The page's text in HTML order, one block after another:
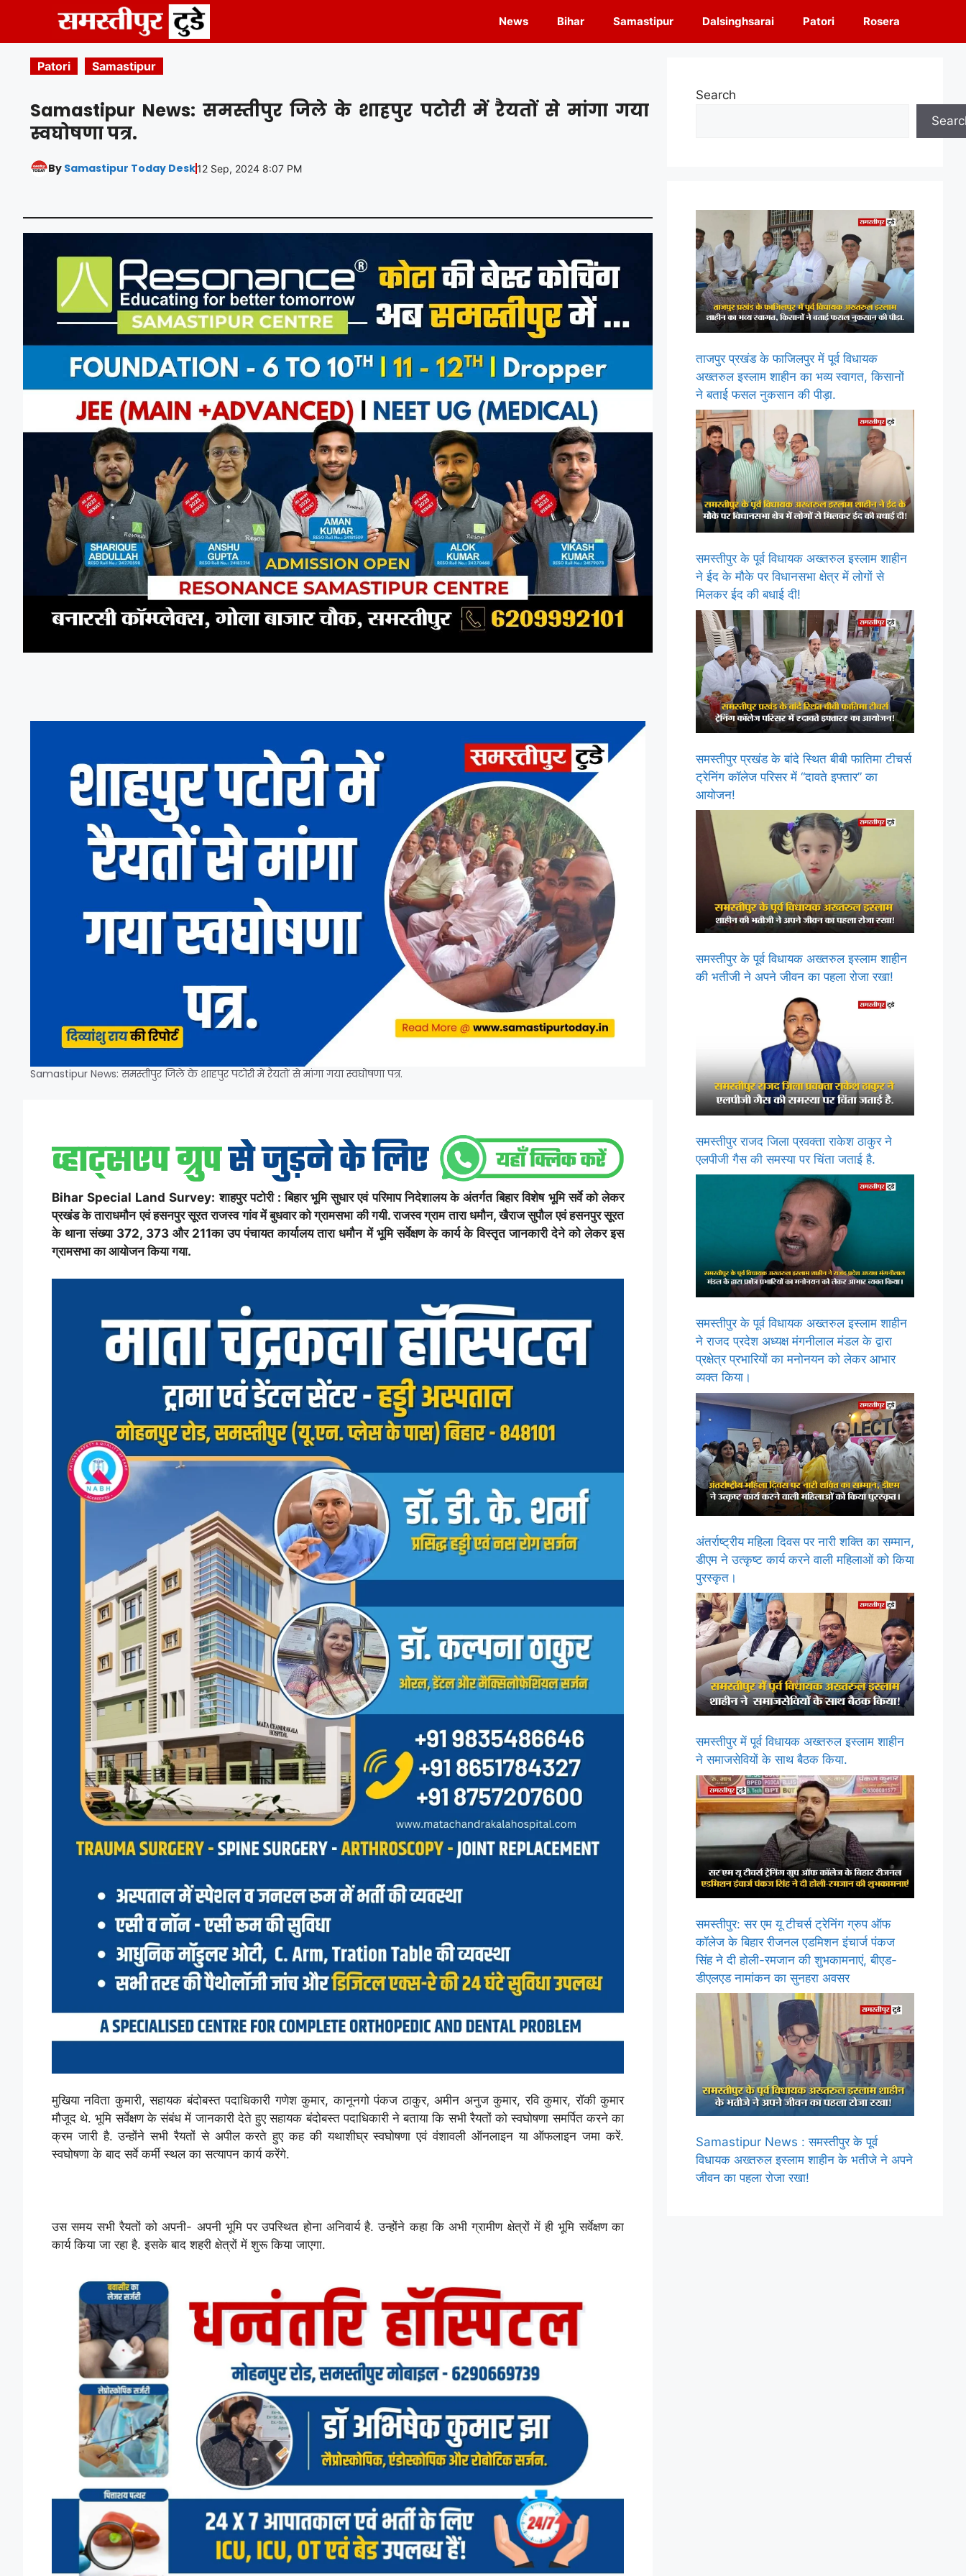
content
News Bihar Samastipur Dalsinghsarai Patori Rosera
Patori Samastipur
Samastipur News: समस्तीपुर जिले के शाहपुर पटोरी में रैयतों से मांगा गया
स्वघोषणा पत्र.
By Samastipur Today Desk12 Sep, 2024 8:07 PM
Samastipur News: समस्तीपुर जिले के शाहपुर पटोरी में रैयतों से मांगा गया स्वघोषणा पत्र.
Bihar Special Land Survey: शाहपुर पटोरी : बिहार भूमि सुधार एवं परिमाप निदेशालय के अंतर्गत बिहार विशेष भूमि सर्वे को लेकर
प्रखंड के ताराधमौन एवं हसनपुर सूरत राजस्व गांव में बुधवार को ग्रामसभा की गयी. राजस्व ग्राम तारा धमौन, खैराज सुपौल एवं हसनपुर सूरत
के थाना संख्या 372, 373 और 211का उप पंचायत कार्यालय तारा धमौन में भूमि सर्वेक्षण के कार्य के विस्तृत जानकारी देने को लेकर इस
ग्रामसभा का आयोजन किया गया.
मुखिया नविता कुमारी, सहायक बंदोबस्त पदाधिकारी गणेश कुमार, कानूनगो पंकज ठाकुर, अमीन अनुज कुमार, रवि कुमार, रॉकी कुमार
मौजूद थे. भूमि सर्वेक्षण के संबंध में जानकारी देते हुए सहायक बंदोबस्त पदाधिकारी ने बताया कि सभी रैयतों को स्वघोषणा समर्पित करने का
क्रम जारी है. उन्होंने सभी रैयतों से अपील करते हुए कह की यथाशीघ्र स्वघोषणा एवं वंशावली ऑनलाइन या ऑफलाइन जमा करें.
स्वघोषणा के बाद सर्वे कर्मी स्थल का सत्यापन कार्य करेंगे.
उस समय सभी रैयतों को अपनी- अपनी भूमि पर उपस्थित होना अनिवार्य है. उन्होंने कहा कि अभी ग्रामीण क्षेत्रों में ही भूमि सर्वेक्षण का
कार्य किया जा रहा है. इसके बाद शहरी क्षेत्रों में शुरू किया जाएगा.
Search
ताजपुर प्रखंड के फाजिलपुर में पूर्व विधायक
अख्तरुल इस्लाम शाहीन का भव्य स्वागत, किसानों
ने बताई फसल नुकसान की पीड़ा.
समस्तीपुर के पूर्व विधायक अख्तरुल इस्लाम शाहीन
ने ईद के मौके पर विधानसभा क्षेत्र में लोगों से
मिलकर ईद की बधाई दी!
समस्तीपुर प्रखंड के बांदे स्थित बीबी फातिमा टीचर्स
ट्रेनिंग कॉलेज परिसर में “दावते इफ्तार” का
आयोजन!
समस्तीपुर के पूर्व विधायक अख्तरुल इस्लाम शाहीन
की भतीजी ने अपने जीवन का पहला रोजा रखा!
समस्तीपुर राजद जिला प्रवक्ता राकेश ठाकुर ने
एलपीजी गैस की समस्या पर चिंता जताई है.
समस्तीपुर के पूर्व विधायक अख्तरुल इस्लाम शाहीन
ने राजद प्रदेश अध्यक्ष मंगनीलाल मंडल के द्वारा
प्रक्षेत्र प्रभारियों का मनोनयन को लेकर आभार
व्यक्त किया।
अंतर्राष्ट्रीय महिला दिवस पर नारी शक्ति का सम्मान,
डीएम ने उत्कृष्ट कार्य करने वाली महिलाओं को किया
पुरस्कृत।
समस्तीपुर में पूर्व विधायक अख्तरुल इस्लाम शाहीन
ने समाजसेवियों के साथ बैठक किया.
समस्तीपुर: सर एम यू टीचर्स ट्रेनिंग ग्रुप ऑफ
कॉलेज के बिहार रीजनल एडमिशन इंचार्ज पंकज
सिंह ने दी होली-रमजान की शुभकामनाएं, बीएड-
डीएलएड नामांकन का सुनहरा अवसर
Samastipur News : समस्तीपुर के पूर्व
विधायक अख्तरुल इस्लाम शाहीन के भतीजे ने अपने
जीवन का पहला रोजा रखा!